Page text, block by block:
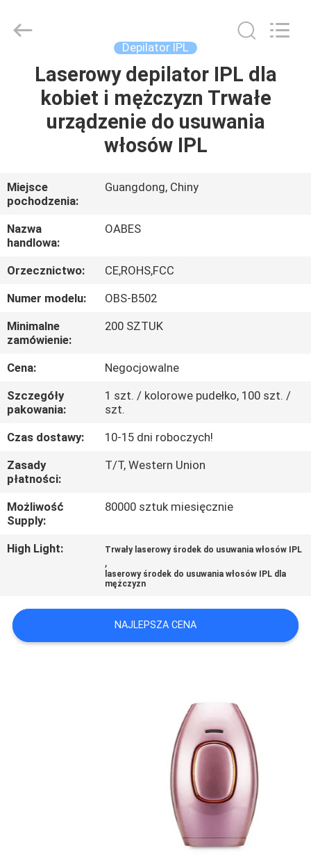
DOM
PRODUKTY
NAS
WYCIECZKA
PO
FABRYCE
KONTROLA
JAKOŚCI
SKONTAKTUJ
SIĘ
Z
NAMI
POPROSIĆ
O
WYCENĘ
PRIVACY
Ltd..
Depilator IPL
Laserowy depilator IPL dla
kobiet i mężczyzn Trwałe
urządzenie do usuwania
włosów IPL
Miejsce
pochodzenia:
Guangdong, Chiny
Nazwa
handlowa:
OABES
Orzecznictwo:
CE,ROHS,FCC
Numer modelu:
OBS-B502
Minimalne
zamówienie:
200 SZTUK
Cena:
Negocjowalne
Szczegóły
pakowania:
1 szt. / kolorowe pudełko, 100 szt. /
szt.
Czas dostawy:
10-15 dni roboczych!
Zasady
płatności:
T/T, Western Union
Możliwość
Supply:
80000 sztuk miesięcznie
High Light: Trwały laserowy środek do usuwania włosów IPL
,
laserowy środek do usuwania włosów IPL dla
mężczyzn
NAJLEPSZA CENA